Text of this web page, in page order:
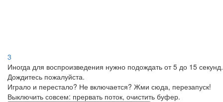
3
Иногда для воспроизведения нужно подождать от 5 до 15 секунд.
Дождитесь пожалуйста.
Играло и перестало? Не включается? Жми сюда, перезапуск!
Выключить совсем: прервать поток, очистить буфер.